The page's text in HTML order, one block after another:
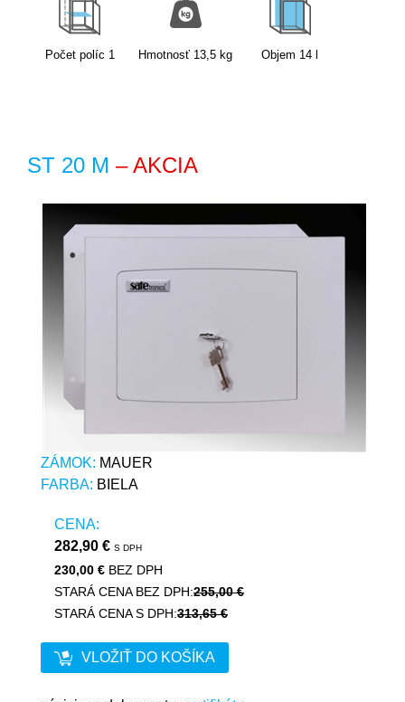
Počet políc 1 Hmotnosť 13,5 kg Objem 14 l
ST 20 M – AKCIA
ZÁMOK: MAUER
FARBA: BIELA
CENA:
282,90 € S DPH
230,00 € BEZ DPH
STARÁ CENA BEZ DPH:255,00 €
STARÁ CENA S DPH:313,65 €
VLOŽIŤ DO KOŠÍKA